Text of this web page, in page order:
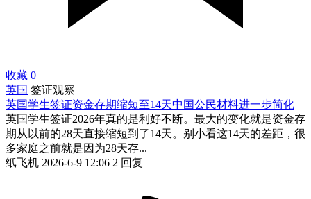
收藏 0
英国 签证观察
英国学生签证资金存期缩短至14天中国公民材料进一步简化
英国学生签证2026年真的是利好不断。最大的变化就是资金存
期从以前的28天直接缩短到了14天。别小看这14天的差距，很
多家庭之前就是因为28天存...
纸飞机 2026-6-9 12:06 2 回复